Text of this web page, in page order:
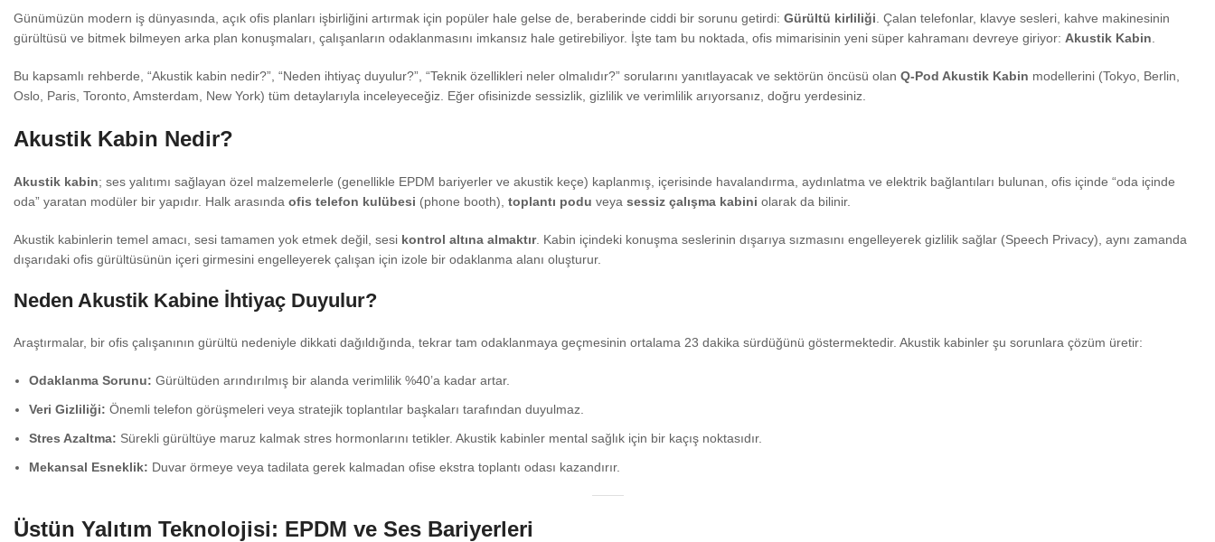
Günümüzün modern iş dünyasında, açık ofis planları işbirliğini artırmak için popüler hale gelse de, beraberinde ciddi bir sorunu getirdi: Gürültü kirliliği . Çalan telefonlar, klavye sesleri, kahve makinesinin
gürültüsü ve bitmek bilmeyen arka plan konuşmaları, çalışanların odaklanmasını imkansız hale getirebiliyor. İşte tam bu noktada, ofis mimarisinin yeni süper kahramanı devreye giriyor: Akustik Kabin
Bu kapsamlı rehberde, “Akustik kabin nedir?”, “Neden ihtiyaç duyulur?”, “Teknik özellikleri neler olmalıdır?” sorularını yanıtlayacak ve sektörün öncüsü olan Q-Pod Akustik Kabin modellerini (Tokyo, Berlin,
Oslo, Paris, Toronto, Amsterdam, New York) tüm detaylarıyla inceleyeceğiz. Eğer ofisinizde sessizlik, gizlilik ve verimlilik arıyorsanız, doğru yerdesiniz.
Akustik Kabin Nedir?
Akustik kabin; ses yalıtımı sağlayan özel malzemelerle (genellikle EPDM bariyerler ve akustik keçe) kaplanmış, içerisinde havalandırma, aydınlatma ve elektrik bağlantıları bulunan, ofis içinde “oda içinde
oda” yaratan modüler bir yapıdır. Halk arasında ofis telefon kulübesi (phone booth), toplantı podu veya sessiz çalışma kabini olarak da bilinir.
Akustik kabinlerin temel amacı, sesi tamamen yok etmek değil, sesi kontrol altına almaktır. Kabin içindeki konuşma seslerinin dışarıya sızmasını engelleyerek gizlilik sağlar (Speech Privacy), aynı zamanda
dışarıdaki ofis gürültüsünün içeri girmesini engelleyerek çalışan için izole bir odaklanma alanı oluşturur.
Neden Akustik Kabine İhtiyaç Duyulur?
Araştırmalar, bir ofis çalışanının gürültü nedeniyle dikkati dağıldığında, tekrar tam odaklanmaya geçmesinin ortalama 23 dakika sürdüğünü göstermektedir. Akustik kabinler şu sorunlara çözüm üretir:
Odaklanma Sorunu: Gürültüden arındırılmış bir alanda verimlilik %40’a kadar artar.
Veri Gizliliği: Önemli telefon görüşmeleri veya stratejik toplantılar başkaları tarafından duyulmaz.
Stres Azaltma: Sürekli gürültüye maruz kalmak stres hormonlarını tetikler. Akustik kabinler mental sağlık için bir kaçış noktasıdır.
Mekansal Esneklik: Duvar örmeye veya tadilata gerek kalmadan ofise ekstra toplantı odası kazandırır.
Üstün Yalıtım Teknolojisi: EPDM ve Ses Bariyerleri